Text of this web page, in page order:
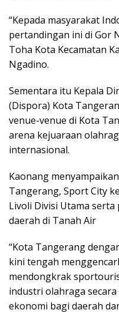
“Kepada masyarakat
pertandingan ini di Gor
Toha Kota Kecamatan
Ngadino.
Sementara itu Kepala
(Dispora) Kota
venue-venue di Kota
arena kejuaraan
internasional.
Kaonang
Tangerang, Sport City
Livoli Divisi Utama
daerah di Tanah Air
“Kota Tangerang
kini tengah
mendongkrak
industri olahraga
ekonomi bagi daerah